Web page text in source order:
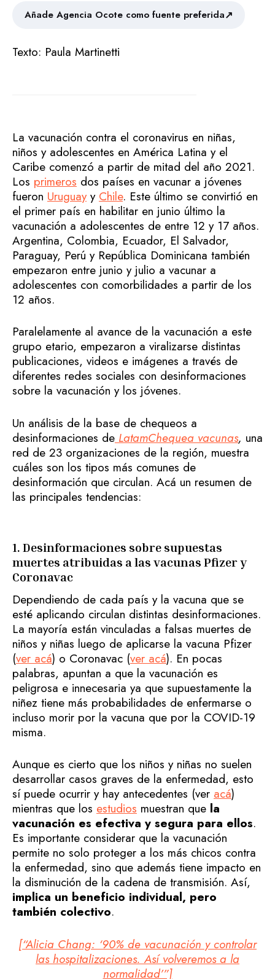
Añade Agencia Ocote como fuente preferida↗
Texto: Paula Martinetti
La vacunación contra el coronavirus en niñas,
niños y adolescentes en América Latina y el
Caribe comenzó a partir de mitad del año 2021.
Los primeros dos países en vacunar a jóvenes
fueron Uruguayy Chile. Este último se convirtió en
el primer país en habilitar en junio último la
vacunación a adolescentes de entre 12 y 17 años.
Argentina, Colombia, Ecuador, El Salvador,
Paraguay, Perú y República Dominicana también
empezaron entre junio y julio a vacunar a
adolescentes con comorbilidades a partir de los
12 años.
Paralelamente al avance de la vacunación a este
grupo etario, empezaron a viralizarse distintas
publicaciones, videos e imágenes a través de
diferentes redes sociales con desinformaciones
sobre la vacunación y los jóvenes.
Un análisis de la base de chequeos a
desinformaciones de LatamChequea vacunas, una
red de 23 organizaciones de la región, muestra
cuáles son los tipos más comunes de
desinformación que circulan. Acá un resumen de
las principales tendencias:
1. Desinformaciones sobre supuestas
muertes atribuidas a las vacunas Pfizer y
Coronavac
Dependiendo de cada país y la vacuna que se
esté aplicando circulan distintas desinformaciones.
La mayoría están vinculadas a falsas muertes de
niños y niñas luego de aplicarse la vacuna Pfizer
(ver acá) o Coronavac (ver acá). En pocas
palabras, apuntan a que la vacunación es
peligrosa e innecesaria ya que supuestamente la
niñez tiene más probabilidades de enfermarse o
incluso morir por la vacuna que por la COVID-19
misma.
Aunque es cierto que los niños y niñas no suelen
desarrollar casos graves de la enfermedad, esto
sí puede ocurrir y hay antecedentes (ver acá)
mientras que los estudios muestran que la
vacunación es efectiva y segura para ellos.
Es importante considerar que la vacunación
permite no solo proteger a los más chicos contra
la enfermedad, sino que además tiene impacto en
la disminución de la cadena de transmisión. Así,
implica un beneficio individual, pero
también colectivo.
[“Alicia Chang: ‘90% de vacunación y controlar
las hospitalizaciones. Así volveremos a la
normalidad’”]